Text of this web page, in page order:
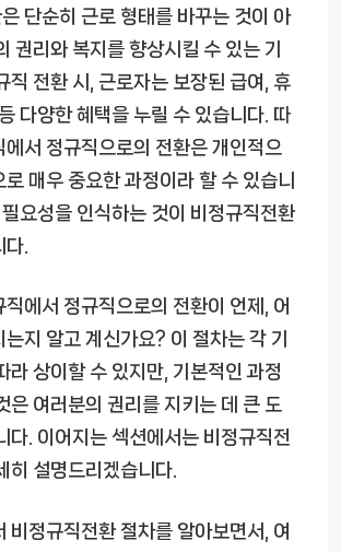
단순히 근로 형태를 바꾸는 것이 아
권리와 복지를 향상시킬 수 있는 기
직 전환 시, 근로자는 보장된 급여, 휴
다양한 혜택을 누릴 수 있습니다. 따
에서 정규직으로의 전환은 개인적으
로 매우 중요한 과정이라 할 수 있습니
요성을 인식하는 것이 비정규직전환
.
에서 정규직으로의 전환이 언제, 어
지 알고 계신가요? 이 절차는 각 기
라 상이할 수 있지만, 기본적인 과정
은 여러분의 권리를 지키는 데 큰 도
다. 이어지는 섹션에서는 비정규직전
히 설명드리겠습니다.
비정규직전환 절차를 알아보면서, 여